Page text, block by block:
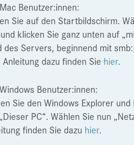
Benutzer:innen:
Sie auf den Startbildschirm.
klicken Sie ganz unten auf
des Servers, beginnend mit
Anleitung dazu finden Sie hier.
Benutzer:innen:
Sie den Windows Explorer
PC“. Wählen Sie nun
finden Sie dazu hier.